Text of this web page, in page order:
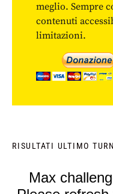
meglio. Sempre
contenuti
limitazioni.
RISULTATI ULTIMO